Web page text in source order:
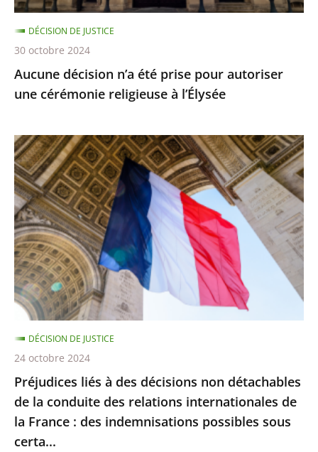
religieuse
à
l’Élysée
Aucune décision n’a été prise pour autoriser
une cérémonie religieuse à l’Élysée
DÉCISION DE JUSTICE
30 octobre 2024
Préjudices
liés
à
des
décisions
non
détachables
de
la
conduite
des
relations
internationales
de
la
France
Préjudices liés à des décisions non détachables
de la conduite des relations internationales de
la France : des indemnisations possibles sous
certa...
DÉCISION DE JUSTICE
24 octobre 2024